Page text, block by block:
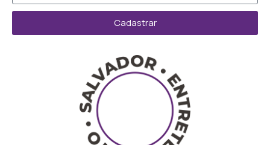
Cadastrar